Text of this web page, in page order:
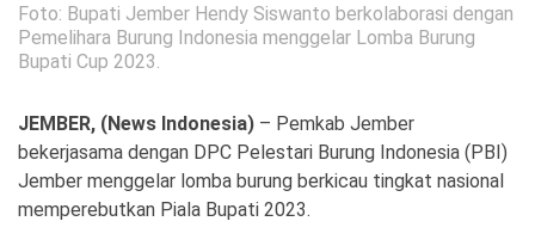
Teknologi
Sosial Budaya
Foto: Bupati Jember Hendy Siswanto berkolaborasi dengan
Pemelihara Burung Indonesia menggelar Lomba Burung
Bupati Cup 2023.
JEMBER, (News Indonesia) – Pemkab Jember
bekerjasama dengan DPC Pelestari Burung Indonesia (PBI)
Jember menggelar lomba burung berkicau tingkat nasional
memperebutkan Piala Bupati 2023.